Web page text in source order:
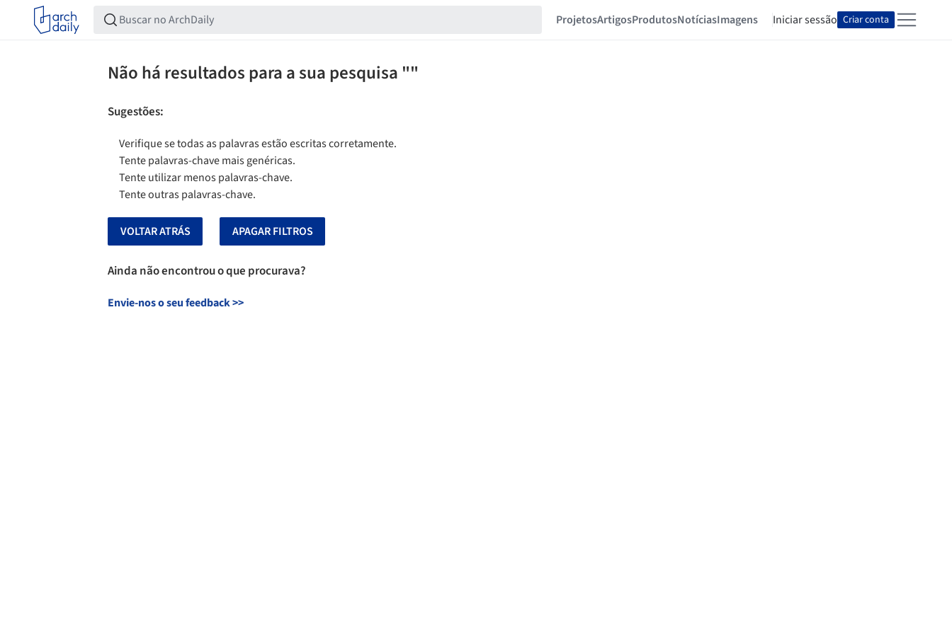
ProjetosArtigosProdutosNotíciasImagens Iniciar sessão Criar conta
Não há resultados para a sua pesquisa ""
Sugestões:
Verifique se todas as palavras estão escritas corretamente.
Tente palavras-chave mais genéricas.
Tente utilizar menos palavras-chave.
Tente outras palavras-chave.
VOLTAR ATRÁS APAGAR FILTROS
Ainda não encontrou o que procurava?
Envie-nos o seu feedback>>